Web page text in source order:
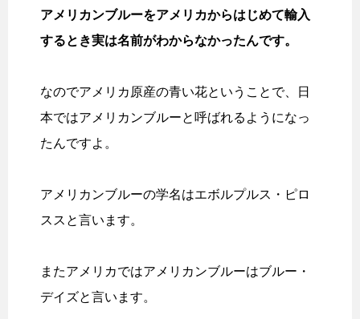
アメリカンブルーをアメリカからはじめて輸入
するとき実は名前がわからなかったんです。
なのでアメリカ原産の青い花ということで、日
本ではアメリカンブルーと呼ばれるようになっ
たんですよ。
アメリカンブルーの学名はエボルプルス・ピロ
ススと言います。
またアメリカではアメリカンブルーはブルー・
デイズと言います。